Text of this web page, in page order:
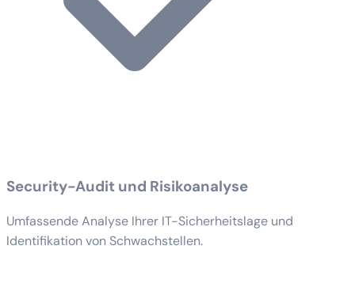
Security-Audit und Risikoanalyse
Umfassende Analyse Ihrer IT-Sicherheitslage und
Identifikation von Schwachstellen.